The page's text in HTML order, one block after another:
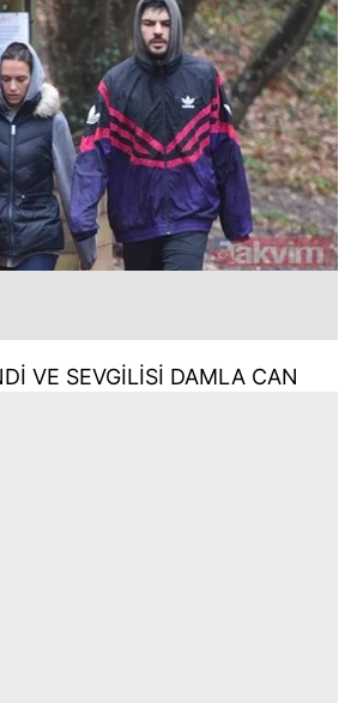
VE SEVGİLİSİ DAMLA CAN